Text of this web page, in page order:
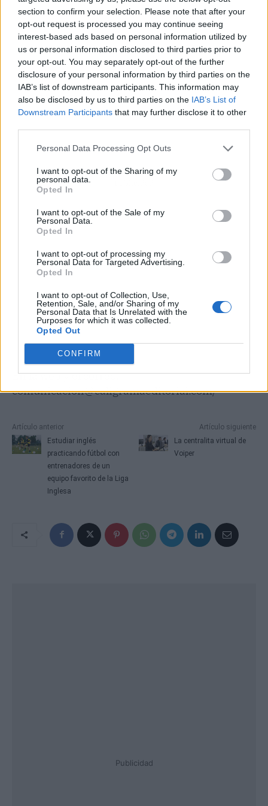
section to confirm your selection. Please note that after your
opt-out request is processed you may continue seeing
interest-based ads based on personal information utilized by
us or personal information disclosed to third parties prior to
your opt-out. You may separately opt-out of the further
disclosure of your personal information by third parties on the
IAB’s list of downstream participants. This information may
also be disclosed by us to third parties on the IAB’s List of
Downstream Participants that may further disclose it to other
Personal Data Processing Opt Outs
I want to opt-out of the Sharing of my
personal data.
Opted In
I want to opt-out of the Sale of my
Personal Data.
Opted In
I want to opt-out of processing my
Personal Data for Targeted Advertising.
Opted In
I want to opt-out of Collection, Use,
Retention, Sale, and/or Sharing of my
Personal Data that Is Unrelated with the
Purposes for which it was collected.
Opted Out
CONFIRM
En la web y el correo:
comunicacion@caligramaeditorial.com/
Artículo anterior
Estudiar inglés
practicando fútbol con
entrenadores de un
equipo favorito de la Liga
Inglesa
Artículo siguiente
La centralita virtual de
Voiper
Publicidad